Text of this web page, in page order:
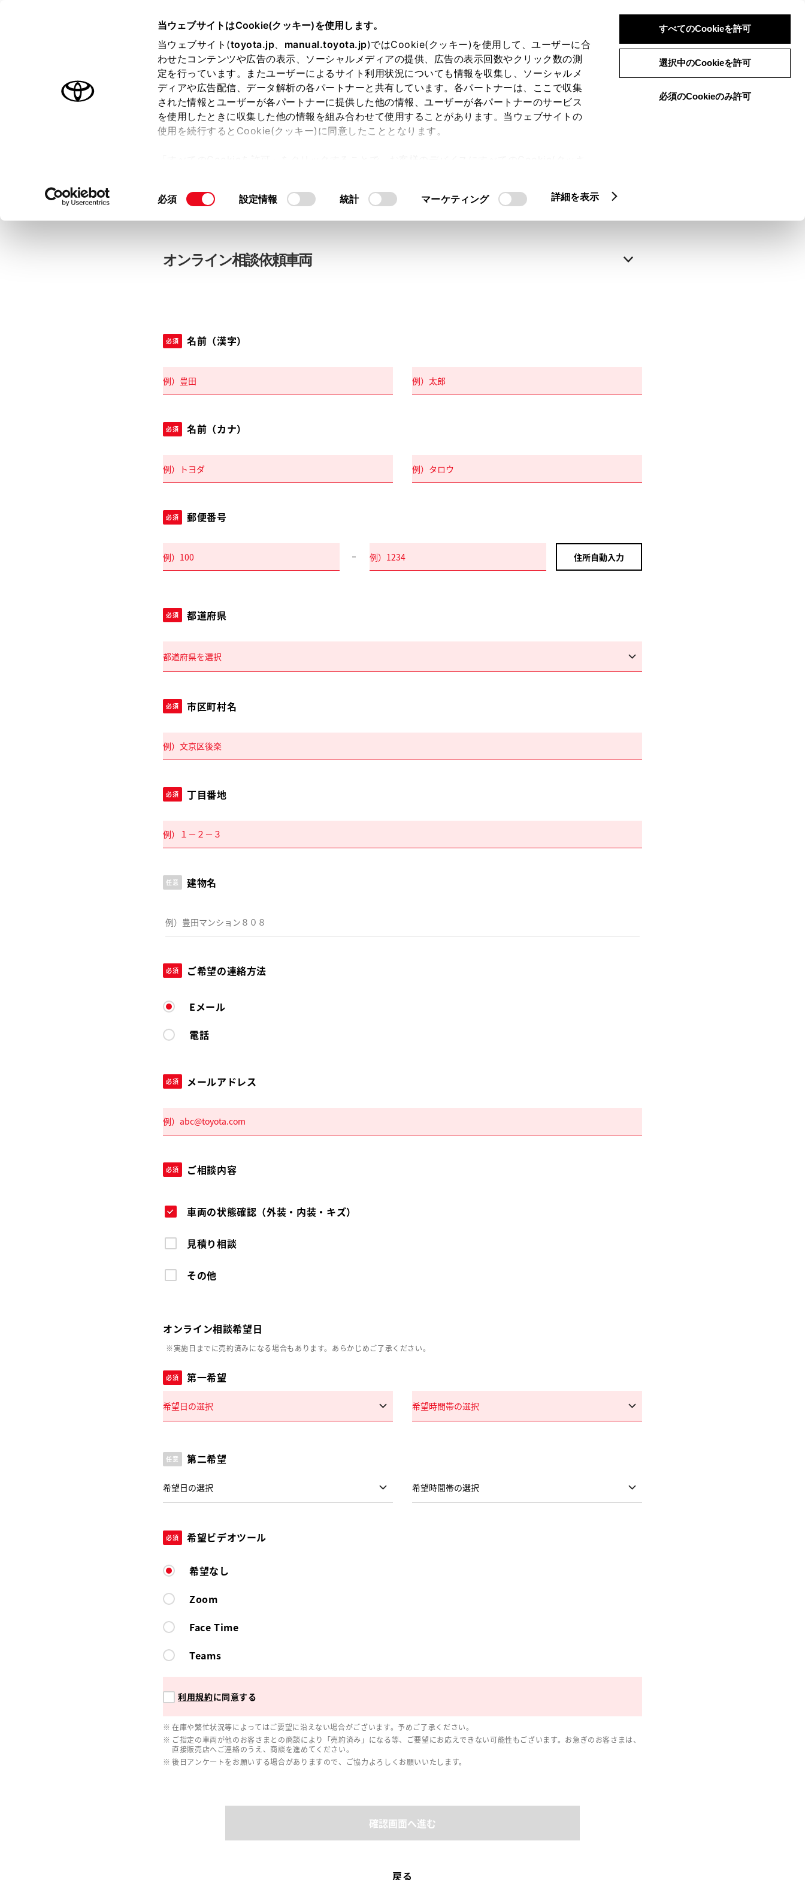
当ウェブサイトはCookie(クッキー)を使用します。
当ウェブサイト(toyota.jp、 manual.toyota.jp)ではCookie(クッキー)を使用して、ユーザーに合
わせたコンテンツや広告の表示、ソーシャルメディアの提供、広告の表示回数やクリック数の測
定を行っています。またユーザーによるサイト利用状況についても情報を収集し、ソーシャルメ
ディアや広告配信、データ解析の各パートナーと共有しています。各パートナーは、ここで収集
された情報とユーザーが各パートナーに提供した他の情報、ユーザーが各パートナーのサービス
を使用したときに収集した他の情報を組み合わせて使用することがあります。当ウェブサイトの
使用を続行するとCookie(クッキー)に同意したこととなります。
て」をご覧ください。
同
択
必須 設定情報 統計 マーケティング 詳細を表示
すべてのCookieを許可
選択中のCookieを許可
必須のCookieのみ許可
は必須です。中古車：オンライン相談
お客さま情報の入力 入力内容のご確認
ログインして自動入力
オンライン相談依頼車両
必須 名前（漢字）
必須 名前（カナ）
必須 郵便番号
住所自動入力
必須 都道府県
必須 市区町村名
必須 丁目番地
任意 建物名
必須 ご希望の連絡方法
Eメール
電話
必須 メールアドレス
必須 ご相談内容
車両の状態確認（外装・内装・キズ）
見積り相談
その他
オンライン相談希望日
※実施日までに売約済みになる場合もあります。あらかじめご了承ください。
必須 第一希望
任意 第二希望
必須 希望ビデオツール
希望なし
Zoom
Face Time
Teams
利用規約に同意する
在庫や繁忙状況等によってはご要望に沿えない場合がございます。予めご了承ください。
ご指定の車両が他のお客さまとの商談により「売約済み」になる等、ご要望にお応えできない可能性もございます。お急ぎのお客さまは、
直接販売店へご連絡のうえ、商談を進めてください。
後日アンケ―トをお願いする場合がありますので、ご協力よろしくお願いいたします。
確認画面へ進む
戻る